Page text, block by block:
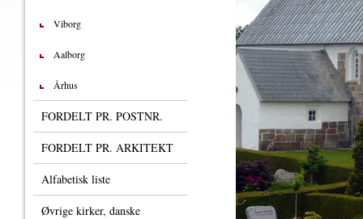
Viborg
Aalborg
Århus
FORDELT PR. POSTNR.
FORDELT PR. ARKITEKT
Alfabetisk liste
Øvrige kirker, danske